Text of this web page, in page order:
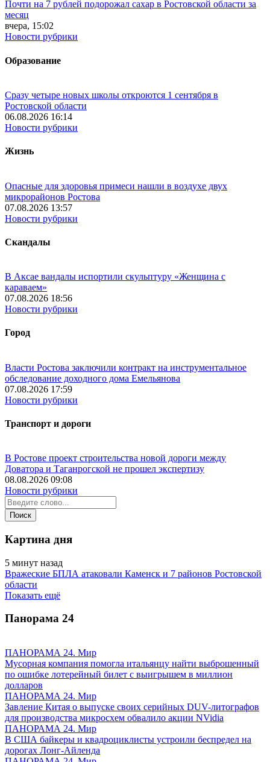
Почти на 7 рублей подорожал сахар в Ростовской области за
месяц
вчера, 15:02
Новости рубрики
Образование
Сразу четыре новых школы откроются 1 сентября в
Ростовской области
06.08.2026 16:14
Новости рубрики
Жизнь
Опасные для здоровья примеси нашли в воздухе двух
микрорайонов Ростова
07.08.2026 13:57
Новости рубрики
Скандалы
В Аксае вандалы испортили скульптуру «Женщина с
караваем»
07.08.2026 18:56
Новости рубрики
Город
Власти Ростова заключили контракт на инструментальное
обследование доходного дома Емельянова
07.08.2026 17:59
Новости рубрики
Транспорт и дороги
В Ростове проект строительства новой дороги между
Доватора и Таганрогской не прошел экспертизу
08.08.2026 09:08
Новости рубрики
Картина дня
5 минут назад
Вражеские БПЛА атаковали Каменск и 7 районов Ростовской
области
Показать ещё
Панорама 24
ПАНОРАМА 24. Мир
Мусорная компания помогла итальянцу найти выброшенный
по ошибке лотерейный билет с выигрышем в миллион
долларов
ПАНОРАМА 24. Мир
Завление Китая о выпуске своих серийных DUV-литографов
для производства микросхем обвалило акции NVidia
ПАНОРАМА 24. Мир
В США байкеры и квадроциклисты устроили беспредел на
дорогах Лонг-Айленда